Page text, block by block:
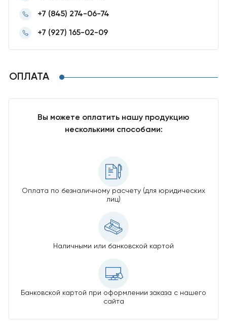
+7 (845) 274-06-74
+7 (927) 165-02-09
ОПЛАТА
Вы можете оплатить нашу продукцию
несколькими способами:
Оплата по безналичному расчету (для юридических
лиц)
Наличными или банковской картой
Банковской картой при оформлении заказа с нашего
сайта